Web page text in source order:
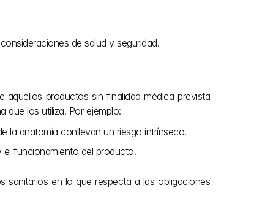
de salud y seguridad.
productos sin finalidad médica prevista
que los utiliza. Por ejemplo:
la anatomía conllevan un riesgo intrínseco.
funcionamiento del producto.
sanitarios en lo que respecta a las obligaciones